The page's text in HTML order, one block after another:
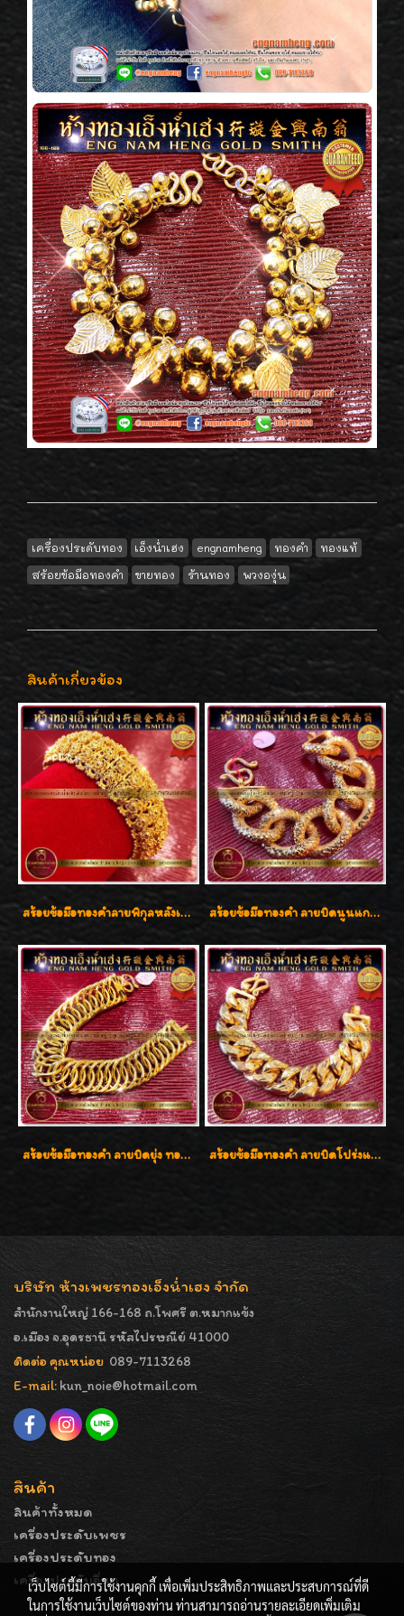
เครื่องประดับทอง เอ็งน่ำเฮง engnamheng ทองคำ
ทองแท้
สร้อยข้อมือทองคำ
ขายทอง ร้านทอง พวงองุ่น
สินค้าเกี่ยวข้อง
สร้อยข้อมือทองคำลายพิกุลหลังเต่า น้ำหนัก 86.6g ( 5.71 บาท ) หน้ากว้าง 20 มิล สร้อยข้อมือทองคำ ลายบิดนูนแกะลาย ทองคำ 96.5% น้ำหนัก 5 บาท สวยค่ะ
สร้อยข้อมือทองคำ ลายบิดยุ่ง ทองคำ 96.5% น้ำหนัก 3 บาท สวยน่าสะสมค่ะ สร้อยข้อมือทองคำ ลายบิดโปร่งแกะลาย ทองคำ 96.5% น้ำหนัก 5 บาท สวยค่ะ
บริษัท ห้างเพชรทองเอ็งน่ำเฮง จำกัด
สำนักงานใหญ่ 166-168 ถ.โพศรี ต.หมากแข้ง
อ.เมือง จ.อุดรธานี รหัสไปรษณีย์ 41000
ติดต่อ คุณหน่อย 089-7113268
E-mail: kun_noie@hotmail.com
สินค้า
สินค้าทั้งหมด
เครื่องประดับเพชร
เครื่องประดับทอง
เครื่องประดับอื่นๆ
เว็บไซต์นี้มีการใช้งานคุกกี้ เพื่อเพิ่มประสิทธิภาพและประสบการณ์ที่ดี
ในการใช้งานเว็บไซต์ของท่าน ท่านสามารถอ่านรายละเอียดเพิ่มเติม